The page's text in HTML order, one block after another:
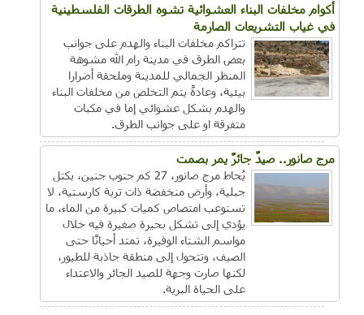
أكوام مخلفات البناء العشوائية تشوه الطرقات الفلسطينية
في غياب التشريعات الصارمة
تتراكم مخلفات البناء والهدم على جوانب
بعض الطرق في مدينة رام الله مشوهة
المنظر الجمالي للمدينة وملحقة أضرارا
بيئية، وعادةً يتم التخلص من مخلفات البناء
والهدم بشكل عشوائي إما في مكبات
متفرقة او على جوانب الطرق.
مرج صانور.. صيدٌ جائرٌ يمر بصمت
يُحاط مرج صانور، 27 كم جنوب جنين، بكتل
جبلية، وأرض منخفضة ذات تربة كارستية، لا
تستوعب امتصاص كميات كبيرة من الماء، ما
يؤدي إلى تشكل بحيرة صغيرة فيه خلال
مواسم الشتاء الوفيرة، تمتد أحيانًا حتى
الصيف، وتتحول إلى منطقة جاذبة للطيور،
لكنها صارت وجهة للصيد الجائر والاعتداء
على الحياة البرية.